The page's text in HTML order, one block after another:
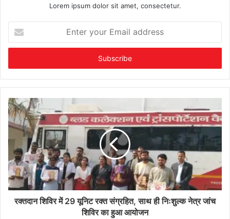
Lorem ipsum dolor sit amet, consectetur.
your
Email
रक्तदान शिविर में 29 यूनिट रक्त संग्रहित, साथ ही निःशुल्क नेत्र जांच
शिविर का हुआ आयोजन